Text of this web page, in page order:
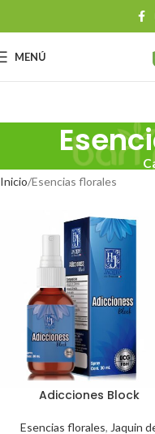
MENÚ
Inicio Esencias florales
Adicciones Block
Esencias florales, Jaquin